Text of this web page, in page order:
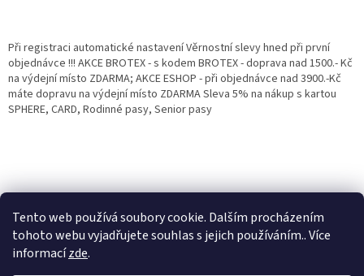
Tento web používá soubory cookie. Dalším procházením
tohoto webu vyjadřujete souhlas s jejich používáním.. Více
informacízde.
Při registraci automatické nastavení Věrnostní slevy hned při první
objednávce !!! AKCE BROTEX - s kodem BROTEX - doprava nad 1500.- Kč
na výdejní místo ZDARMA; AKCE ESHOP - při objednávce nad 3900.-Kč
máte dopravu na výdejní místo ZDARMA Sleva 5% na nákup s kartou
SPHERE, CARD, Rodinné pasy, Senior pasy